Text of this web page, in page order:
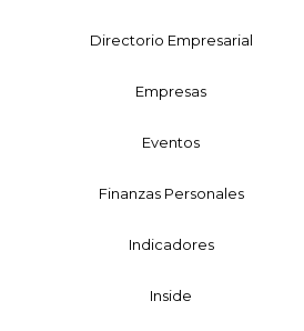
Directorio Empresarial
Empresas
Eventos
Finanzas Personales
Indicadores
Inside